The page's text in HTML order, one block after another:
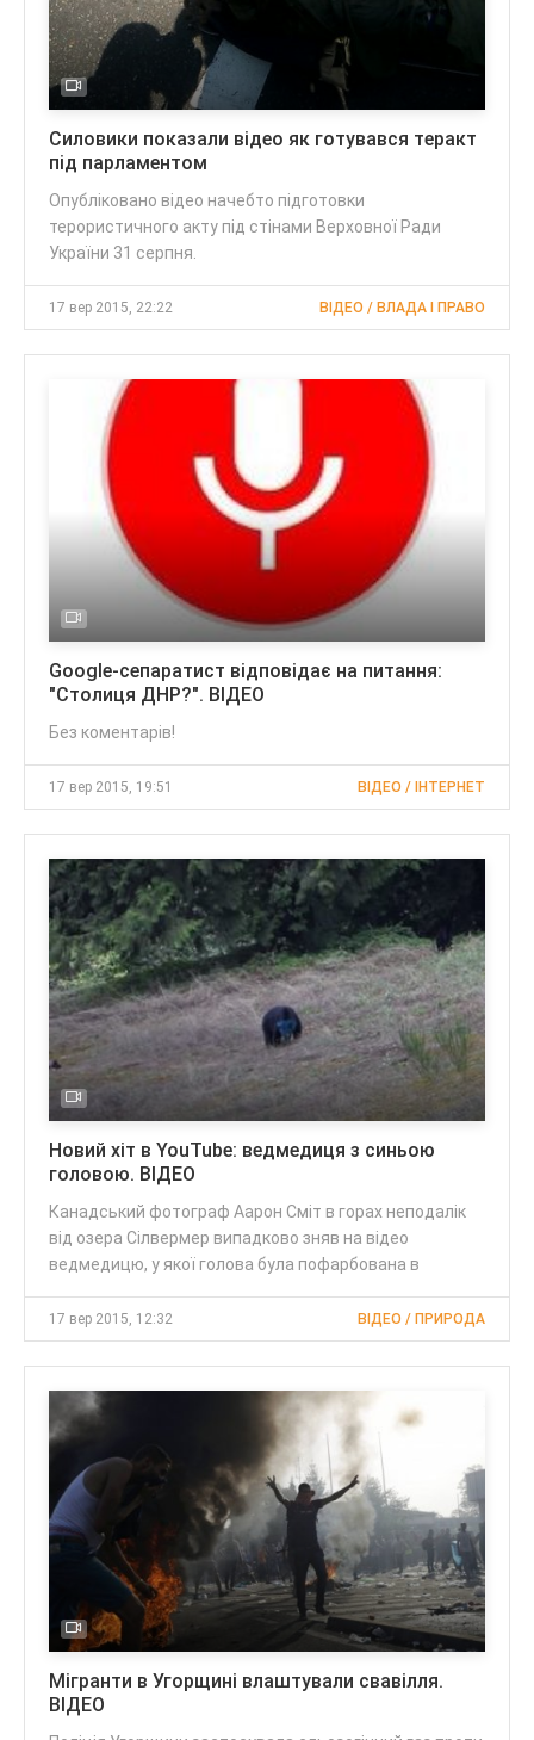
Силовики показали відео як готувався теракт
під парламентом
Опубліковано відео начебто підготовки
терористичного акту під стінами Верховної Ради
України 31 серпня.
17 вер 2015, 22:22 ВІДЕО / ВЛАДА І ПРАВО
Google-сепаратист відповідає на питання:
"Столиця ДНР?". ВІДЕО
Без коментарів!
17 вер 2015, 19:51 ВІДЕО / ІНТЕРНЕТ
Новий хіт в YouTube: ведмедиця з синьою
головою. ВІДЕО
Канадський фотограф Аарон Сміт в горах неподалік
від озера Сілвермер випадково зняв на відео
ведмедицю, у якої голова була пофарбована в
17 вер 2015, 12:32 ВІДЕО / ПРИРОДА
Мігранти в Угорщині влаштували свавілля.
ВІДЕО